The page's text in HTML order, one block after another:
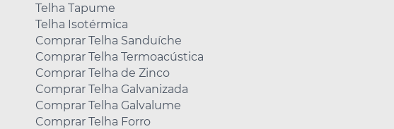
Telha Tapume
Telha Isotérmica
Comprar Telha Sanduíche
Comprar Telha Termoacústica
Comprar Telha de Zinco
Comprar Telha Galvanizada
Comprar Telha Galvalume
Comprar Telha Forro